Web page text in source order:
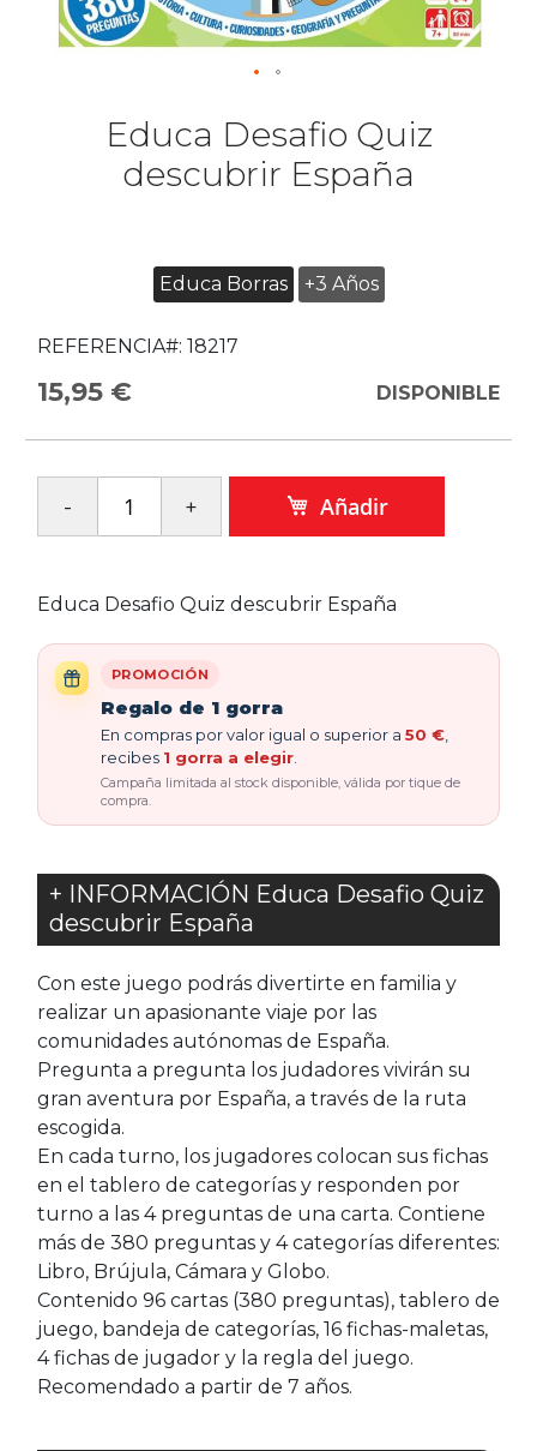
Educa Desafio Quiz
descubrir España
Educa Borras +3 Años
REFERENCIA#: 18217
15,95 € DISPONIBLE
Añadir
Educa Desafio Quiz descubrir España
PROMOCIÓN
Regalo de 1 gorra
En compras por valor igual o superior a 50 €
recibes 1 gorra a elegir
Campaña limitada al stock disponible, válida por tique de
compra.
+ INFORMACIÓN Educa Desafio Quiz
descubrir España
Con este juego podrás divertirte en familia y
realizar un apasionante viaje por las
comunidades autónomas de España.
Pregunta a pregunta los judadores vivirán su
gran aventura por España, a través de la ruta
escogida.
En cada turno, los jugadores colocan sus fichas
en el tablero de categorías y responden por
turno a las 4 preguntas de una carta. Contiene
más de 380 preguntas y 4 categorías diferentes:
Libro, Brújula, Cámara y Globo.
Contenido 96 cartas (380 preguntas), tablero de
juego, bandeja de categorías, 16 fichas-maletas,
4 fichas de jugador y la regla del juego.
Recomendado a partir de 7 años.